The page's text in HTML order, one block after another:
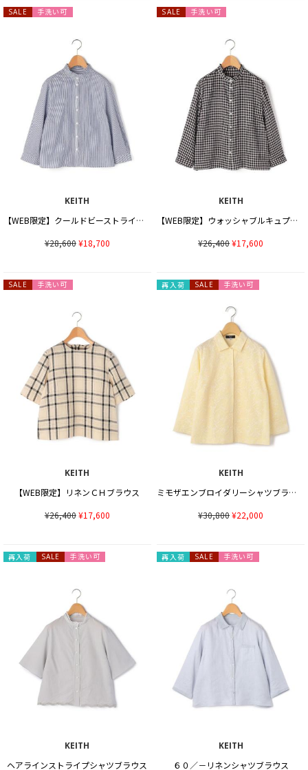
SALE 手洗い可
KEITH
【WEB限定】クールドビーストライプブラウス
¥28,600¥18,700
SALE 手洗い可
KEITH
【WEB限定】ウォッシャブルキュプラブラウス
¥26,400¥17,600
SALE 手洗い可
KEITH
【WEB限定】リネンＣＨブラウス
¥26,400¥17,600
再入荷 SALE 手洗い可
KEITH
ミモザエンブロイダリーシャツブラウス
¥30,800¥22,000
再入荷 SALE 手洗い可
KEITH
ヘアラインストライプシャツブラウス
再入荷 SALE 手洗い可
KEITH
６０／－リネンシャツブラウス